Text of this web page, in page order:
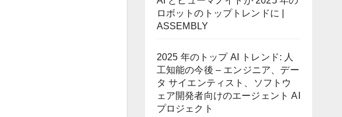
ロボットのトップトレンドに |
ASSEMBLY
2025 年のトップ AI トレンド: 人
工知能の今後 – エンジニア、デー
タ サイエンティスト、ソフトウ
ェア開発者向けのエージェント AI
プロジェクト